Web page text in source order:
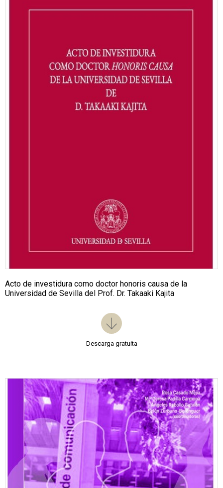
Acto de investidura como doctor honoris causa de la
Universidad de Sevilla del Prof. Dr. Takaaki Kajita
Descarga gratuita